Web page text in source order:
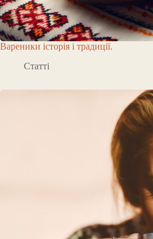
Вареники історія і традиції.
Статті